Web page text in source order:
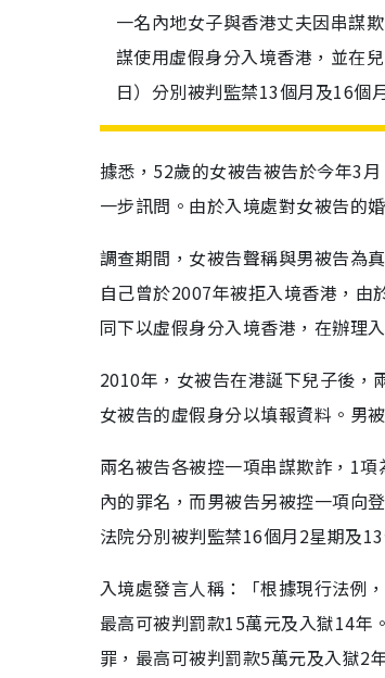
一名內地女子與香港丈夫因串謀
謀使用虛假身分入境香港，並在
日）分別被判監禁13個月及16個
據悉，52歲的女被告被告於今年3
一步訊問。由於入境處對女被告的
調查期間，女被告聲稱與男被告為
自己曾於2007年被拒入境香港，由
同下以虛假身分入境香港，在辦理
2010年，女被告在港誕下兒子後，
女被告的虛假身分以填報資料。男
兩名被告各被控一項串謀欺詐，1
內的罪名，而男被告另被控一項向
法院分別被判監禁16個月2星期及
入境處發言人稱：「根據現行法例
最高可被判罰款15萬元及入獄14年
罪，最高可被判罰款5萬元及入獄2